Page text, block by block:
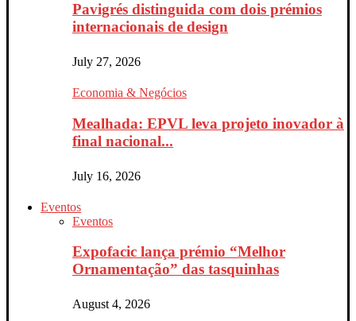
Pavigrés distinguida com dois prémios
internacionais de design
July 27, 2026
Economia & Negócios
Mealhada: EPVL leva projeto inovador à
final nacional...
July 16, 2026
Eventos
Eventos
Expofacic lança prémio “Melhor
Ornamentação” das tasquinhas
August 4, 2026